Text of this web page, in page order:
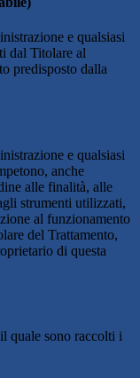
e qualsiasi
dal Titolare al
predisposto dalla
e qualsiasi
anche
alle finalità, alle
strumenti utilizzati,
al funzionamento
del Trattamento,
di questa
quale sono raccolti i